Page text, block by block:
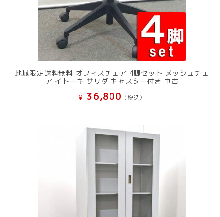
地域限定送料無料 オフィスチェア 4脚セット メッシュチェ
ア イトーキ サリダ キャスター付き 中古
¥ 36,800 (税込）